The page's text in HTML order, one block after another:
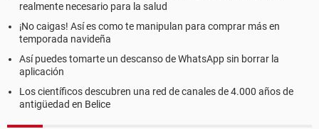
realmente necesario para la salud
¡No caigas! Así es como te manipulan para comprar más en
temporada navideña
Así puedes tomarte un descanso de WhatsApp sin borrar la
aplicación
Los científicos descubren una red de canales de 4.000 años de
antigüedad en Belice